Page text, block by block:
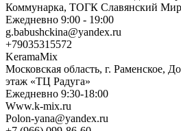
Коммунарка, ТОГК Славянский
Ежедневно 9:00 - 19:00
g.babushckina@yandex.ru
+79035315572
KeramaMix
Московская область, г. Раменское,
этаж «ТЦ Радуга»
Ежедневно 9:30-18:00
Www.k-mix.ru
Polon-yana@yandex.ru